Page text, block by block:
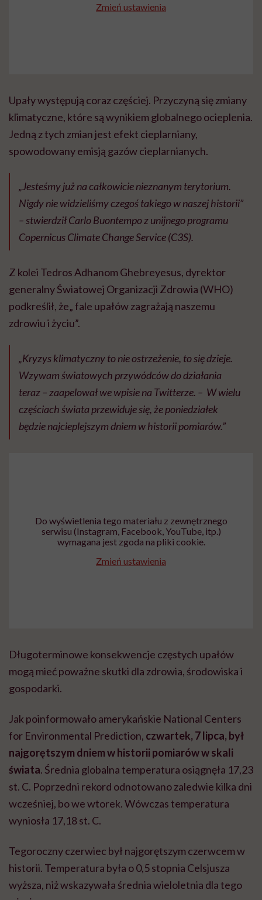
Zmień ustawienia
Upały występują coraz częściej. Przyczyną się zmiany
klimatyczne, które są wynikiem globalnego ocieplenia.
Jedną z tych zmian jest efekt cieplarniany,
spowodowany emisją gazów cieplarnianych.
„Jesteśmy już na całkowicie nieznanym terytorium.
Nigdy nie widzieliśmy czegoś takiego w naszej historii”
– stwierdził Carlo Buontempo z unijnego programu
Copernicus Climate Change Service (C3S).
Z kolei Tedros Adhanom Ghebreyesus, dyrektor
generalny Światowej Organizacji Zdrowia (WHO)
podkreślił, że„ fale upałów zagrażają naszemu
zdrowiu i życiu”.
„Kryzys klimatyczny to nie ostrzeżenie, to się dzieje.
Wzywam światowych przywódców do działania
teraz – zaapelował we wpisie na Twitterze. – W wielu
częściach świata przewiduje się, że poniedziałek
będzie najcieplejszym dniem w historii pomiarów.”
Do wyświetlenia tego materiału z zewnętrznego
serwisu (Instagram, Facebook, YouTube, itp.)
wymagana jest zgoda na pliki cookie.
Zmień ustawienia
Długoterminowe konsekwencje częstych upałów
mogą mieć poważne skutki dla zdrowia, środowiska i
gospodarki.
Jak poinformowało amerykańskie National Centers
for Environmental Prediction, czwartek, 7 lipca, był
najgorętszym dniem w historii pomiarów w skali
świata. Średnia globalna temperatura osiągnęła 17,23
st. C. Poprzedni rekord odnotowano zaledwie kilka dni
wcześniej, bo we wtorek. Wówczas temperatura
wyniosła 17,18 st. C.
Tegoroczny czerwiec był najgorętszym czerwcem w
historii. Temperatura była o 0,5 stopnia Celsjusza
wyższa, niż wskazywała średnia wieloletnia dla tego